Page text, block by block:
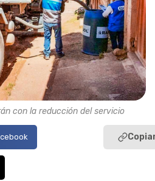
con la reducción del servicio